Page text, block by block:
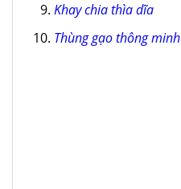
Khay chia thìa dĩa
Thùng gạo thông minh